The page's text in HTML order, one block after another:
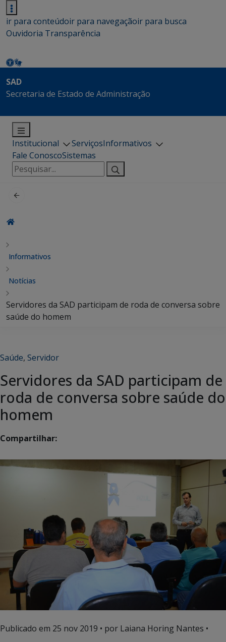
ir para conteúdoir para navegaçãoir para busca
Ouvidoria Transparência
SAD
Secretaria de Estado de Administração
Institucional ServiçosInformativos
Fale ConoscoSistemas
Pesquisar
por:
Informativos
Notícias
Servidores da SAD participam de roda de conversa sobre
saúde do homem
Saúde, Servidor
Servidores da SAD participam de
roda de conversa sobre saúde do
homem
Compartilhar:
Publicado em 25 nov 2019 • por Laiana Horing Nantes •